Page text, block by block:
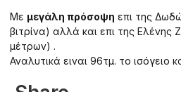
Με μεγάλη πρόσοψη επι της
βιτρίνα) αλλά και επι της
μέτρων) .
Αναλυτικά ειναι 96τμ. το ισόγειο